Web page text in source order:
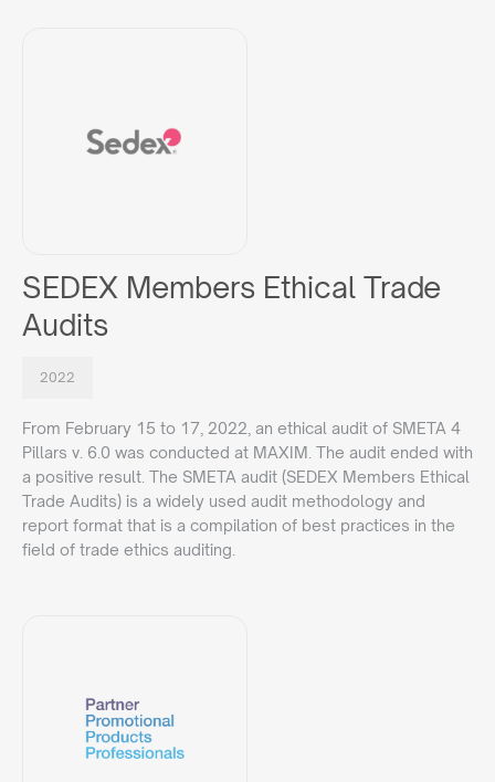
SEDEX Members Ethical Trade
Audits
2022
From February 15 to 17, 2022, an ethical audit of SMETA 4
Pillars v. 6.0 was conducted at MAXIM. The audit ended with
a positive result. The SMETA audit (SEDEX Members Ethical
Trade Audits) is a widely used audit methodology and
report format that is a compilation of best practices in the
field of trade ethics auditing.